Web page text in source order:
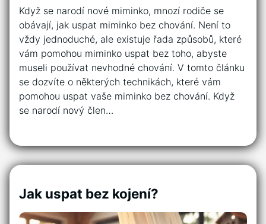
Když se narodí nové miminko, mnozí rodiče se
obávají, jak uspat miminko bez chování. Není to
vždy jednoduché, ale existuje řada způsobů, které
vám pomohou miminko uspat bez toho, abyste
museli používat nevhodné chování. V tomto článku
se dozvíte o některých technikách, které vám
pomohou uspat vaše miminko bez chování. Když
se narodí nový člen…
Jak uspat bez kojení?